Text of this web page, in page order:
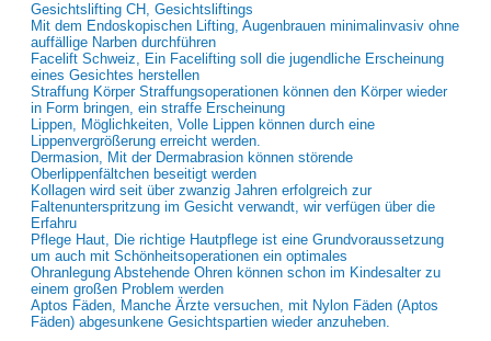
Gesichtslifting CH, Gesichtsliftings
Mit dem Endoskopischen Lifting, Augenbrauen minimalinvasiv ohne
auffällige Narben durchführen
Facelift Schweiz, Ein Facelifting soll die jugendliche Erscheinung
eines Gesichtes herstellen
Straffung Körper Straffungsoperationen können den Körper wieder
in Form bringen, ein straffe Erscheinung
Lippen, Möglichkeiten, Volle Lippen können durch eine
Lippenvergrößerung erreicht werden.
Dermasion, Mit der Dermabrasion können störende
Oberlippenfältchen beseitigt werden
Kollagen wird seit über zwanzig Jahren erfolgreich zur
Faltenunterspritzung im Gesicht verwandt, wir verfügen über die
Erfahru
Pflege Haut, Die richtige Hautpflege ist eine Grundvoraussetzung
um auch mit Schönheitsoperationen ein optimales
Ohranlegung Abstehende Ohren können schon im Kindesalter zu
einem großen Problem werden
Aptos Fäden, Manche Ärzte versuchen, mit Nylon Fäden (Aptos
Fäden) abgesunkene Gesichtspartien wieder anzuheben.